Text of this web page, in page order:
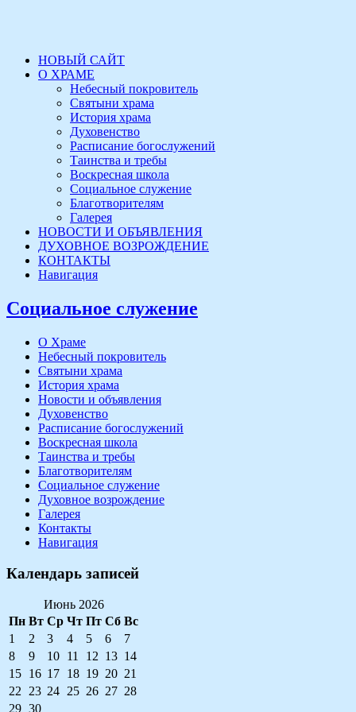
НОВЫЙ САЙТ
О ХРАМЕ
Небесный покровитель
Святыни храма
История храма
Духовенство
Расписание богослужений
Таинства и требы
Воскресная школа
Социальное служение
Благотворителям
Галерея
НОВОСТИ И ОБЪЯВЛЕНИЯ
ДУХОВНОЕ ВОЗРОЖДЕНИЕ
КОНТАКТЫ
Навигация
Социальное служение
О Храме
Небесный покровитель
Святыни храма
История храма
Новости и объявления
Духовенство
Расписание богослужений
Воскресная школа
Таинства и требы
Благотворителям
Социальное служение
Духовное возрождение
Галерея
Контакты
Навигация
Календарь записей
Июнь 2026
Пн Вт Ср Чт Пт Сб Вс
1
2 3 4 5 6
7
8
9 10 11 12 13 14
15 16 17 18 19 20 21
22
23 24 25 26 27 28
29 30